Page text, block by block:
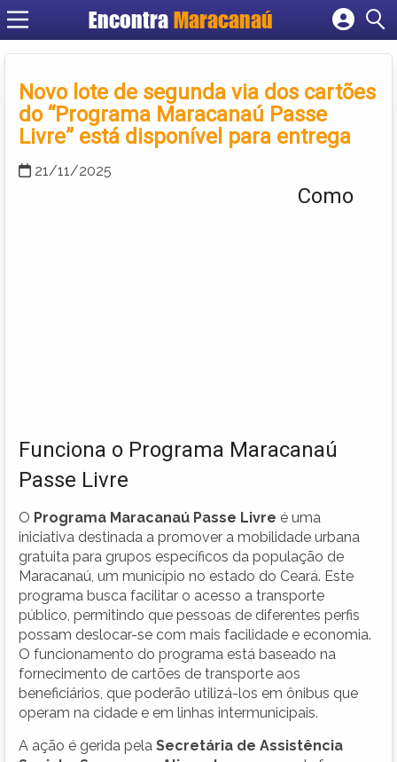
Encontra Maracanaú
Cadastrar empresa
Criar conta
Novo lote de segunda via dos cartões
do “Programa Maracanaú Passe
Livre” está disponível para entrega
21/11/2025
Como
Funciona o Programa Maracanaú
Passe Livre
O Programa Maracanaú Passe Livre é uma
iniciativa destinada a promover a mobilidade urbana
gratuita para grupos específicos da população de
Maracanaú, um município no estado do Ceará. Este
programa busca facilitar o acesso a transporte
público, permitindo que pessoas de diferentes perfis
possam deslocar-se com mais facilidade e economia.
O funcionamento do programa está baseado na
fornecimento de cartões de transporte aos
beneficiários, que poderão utilizá-los em ônibus que
operam na cidade e em linhas intermunicipais.
A ação é gerida pela Secretária de Assistência